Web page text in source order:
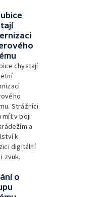
chystají
Strážníci
mít v boji
a
k
digitální
zvuk.
o